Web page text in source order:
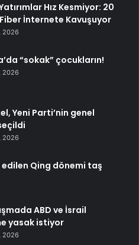
Hız Kesmiyor: 20
İnternete Kavuşuyor
2026
“sokak” çocukların!
2026
Yeni Parti’nin genel
2026
edilen Qing dönemi taş
ABD ve İsrail
yasak istiyor
2026